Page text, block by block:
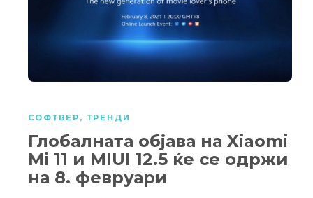
СОФТВЕР , ТРЕНДИ
Глобалната објава на Xiaomi
Mi 11 и MIUI 12.5 ќе се одржи
на 8. февруари